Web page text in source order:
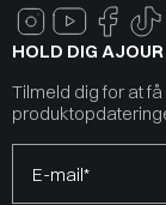
HOLD DIG AJOUR
Tilmeld dig for at
E-mail*